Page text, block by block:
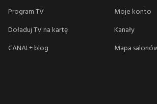
Program TV
Moje konto
Doładuj TV na kartę
Kanały
CANAL+ blog
Mapa